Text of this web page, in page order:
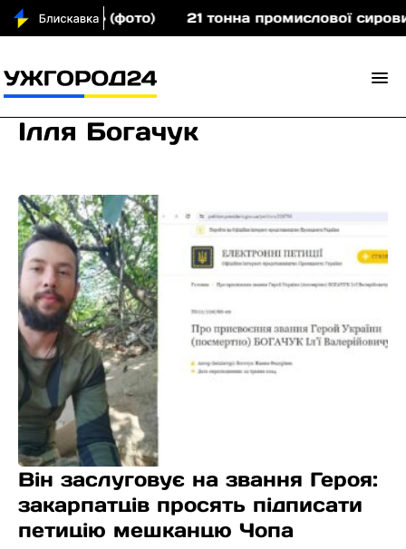
(фото) 21 тонна промислової сировини:
Ілля Богачук
Він заслуговує на звання Героя:
закарпатців просять підписати
петицію мешканцю Чопа